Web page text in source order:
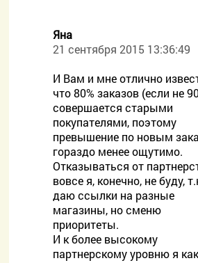
Яна
21 сентября 2015 13:36:49
И Вам и мне отлично
что 80% заказов (если не
совершается старыми
покупателями, поэтому
превышение по новым
гораздо менее ощутимо.
Отказываться от
вовсе я, конечно, не буду,
даю ссылки на разные
магазины, но сменю
приоритеты.
И к более высокому
партнерскому уровню я